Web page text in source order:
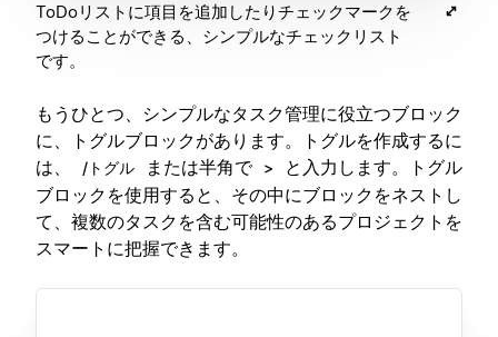
ToDoリストに項目を追加したりチェックマークを
つけることができる、シンプルなチェックリスト
です。
もうひとつ、シンプルなタスク管理に役立つブロック
に、トグルブロックがあります。トグルを作成するに
は、
/トグル または半角で >
と入力します。トグル
ブロックを使用すると、その中にブロックをネストし
て、複数のタスクを含む可能性のあるプロジェクトを
スマートに把握できます。